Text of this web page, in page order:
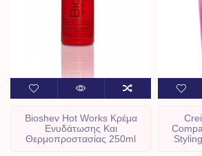
Bioshev Hot Works Κρέμα
Ενυδάτωσης Και
Θερμοπροστασίας 250ml